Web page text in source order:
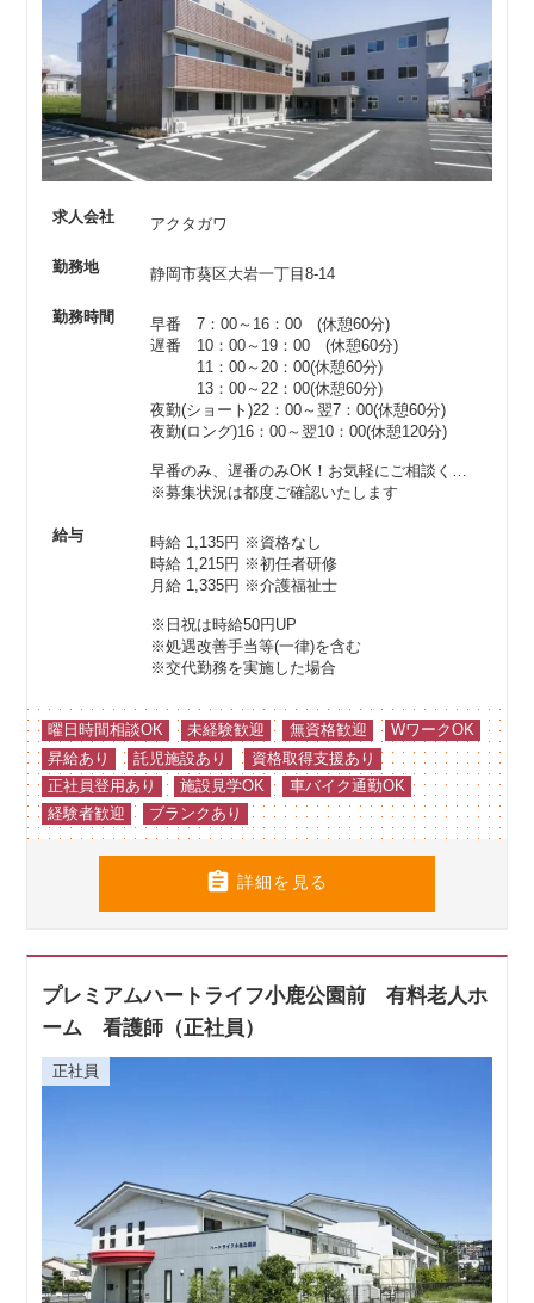
求人会社 アクタガワ
勤務地 静岡市葵区大岩一丁目8-14
勤務時間
早番 7：00～16：00 (休憩60分)
遅番 10：00～19：00 (休憩60分)
11：00～20：00(休憩60分)
13：00～22：00(休憩60分)
夜勤(ショート)22：00～翌7：00(休憩60分)
夜勤(ロング)16：00～翌10：00(休憩120分)
早番のみ、遅番のみOK！お気軽にご相談ください♪
※募集状況は都度ご確認いたします
給与 時給 1,135円 ※資格なし
時給 1,215円 ※初任者研修
月給 1,335円 ※介護福祉士
※日祝は時給50円UP
※処遇改善手当等(一律)を含む
※交代勤務を実施した場合
曜日時間相談OK 未経験歓迎 無資格歓迎
WワークOK
昇給あり
託児施設あり
資格取得支援あり
正社員登用あり
施設見学OK
車バイク通勤OK
経験者歓迎
ブランクあり
 詳細を見る
プレミアムハートライフ小鹿公園前 有料老人ホ
ーム 看護師（正社員）
正社員